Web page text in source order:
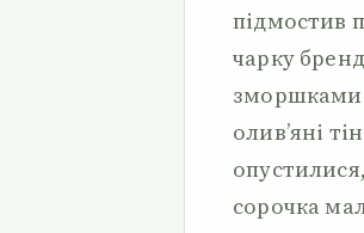
підмостив
чарку
зморшками
олив’яні
сорочка